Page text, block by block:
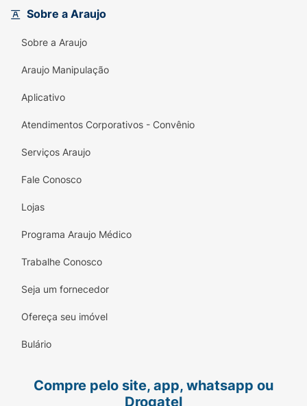
Sobre a Araujo
Sobre a Araujo
Araujo Manipulação
Aplicativo
Atendimentos Corporativos - Convênio
Serviços Araujo
Fale Conosco
Lojas
Programa Araujo Médico
Trabalhe Conosco
Seja um fornecedor
Ofereça seu imóvel
Bulário
Compre pelo site, app, whatsapp ou
Drogatel